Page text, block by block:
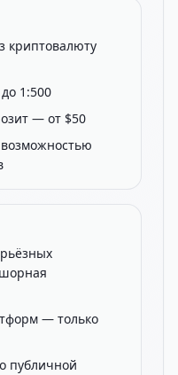
криптовалюту
1:500
— от $50
— только
публичной